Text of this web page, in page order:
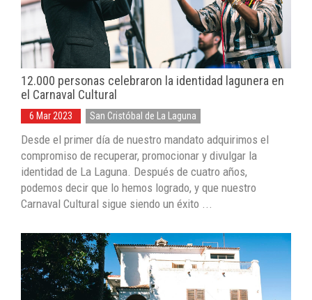
12.000 personas celebraron la identidad lagunera en
el Carnaval Cultural
6 Mar 2023 San Cristóbal de La Laguna
Desde el primer día de nuestro mandato adquirimos el
compromiso de recuperar, promocionar y divulgar la
identidad de La Laguna. Después de cuatro años,
podemos decir que lo hemos logrado, y que nuestro
Carnaval Cultural sigue siendo un éxito ...